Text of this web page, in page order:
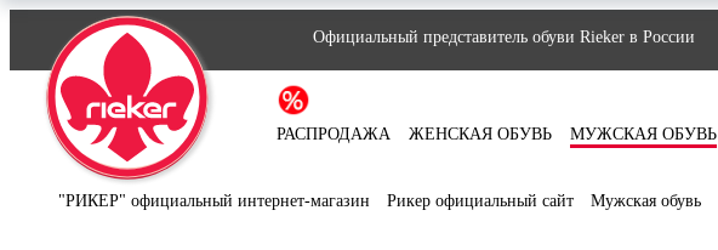
Официальный представитель обуви Rieker в России
РАСПРОДАЖА ЖЕНСКАЯ ОБУВЬ МУЖСКАЯ ОБУВЬ
"РИКЕР" официальный интернет-магазин Рикер официальный сайт Мужская обувь